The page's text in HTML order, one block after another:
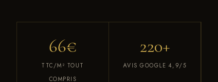
66€
TTC/M² TOUT
COMPRIS
220+
AVIS GOOGLE 4,9/5